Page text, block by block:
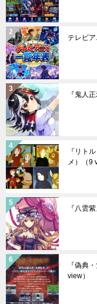
テレビ
『鬼人
『リト
メ）
（9
『八雲
『偽典
view）